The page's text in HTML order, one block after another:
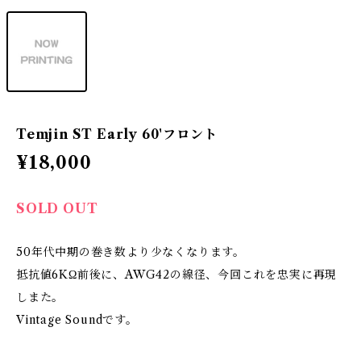
Temjin ST Early 60'フロント
¥18,000
SOLD OUT
50年代中期の巻き数より少なくなります。
抵抗値6KΩ前後に、AWG42の線径、今回これを忠実に再現
しまた。
Vintage Soundです。